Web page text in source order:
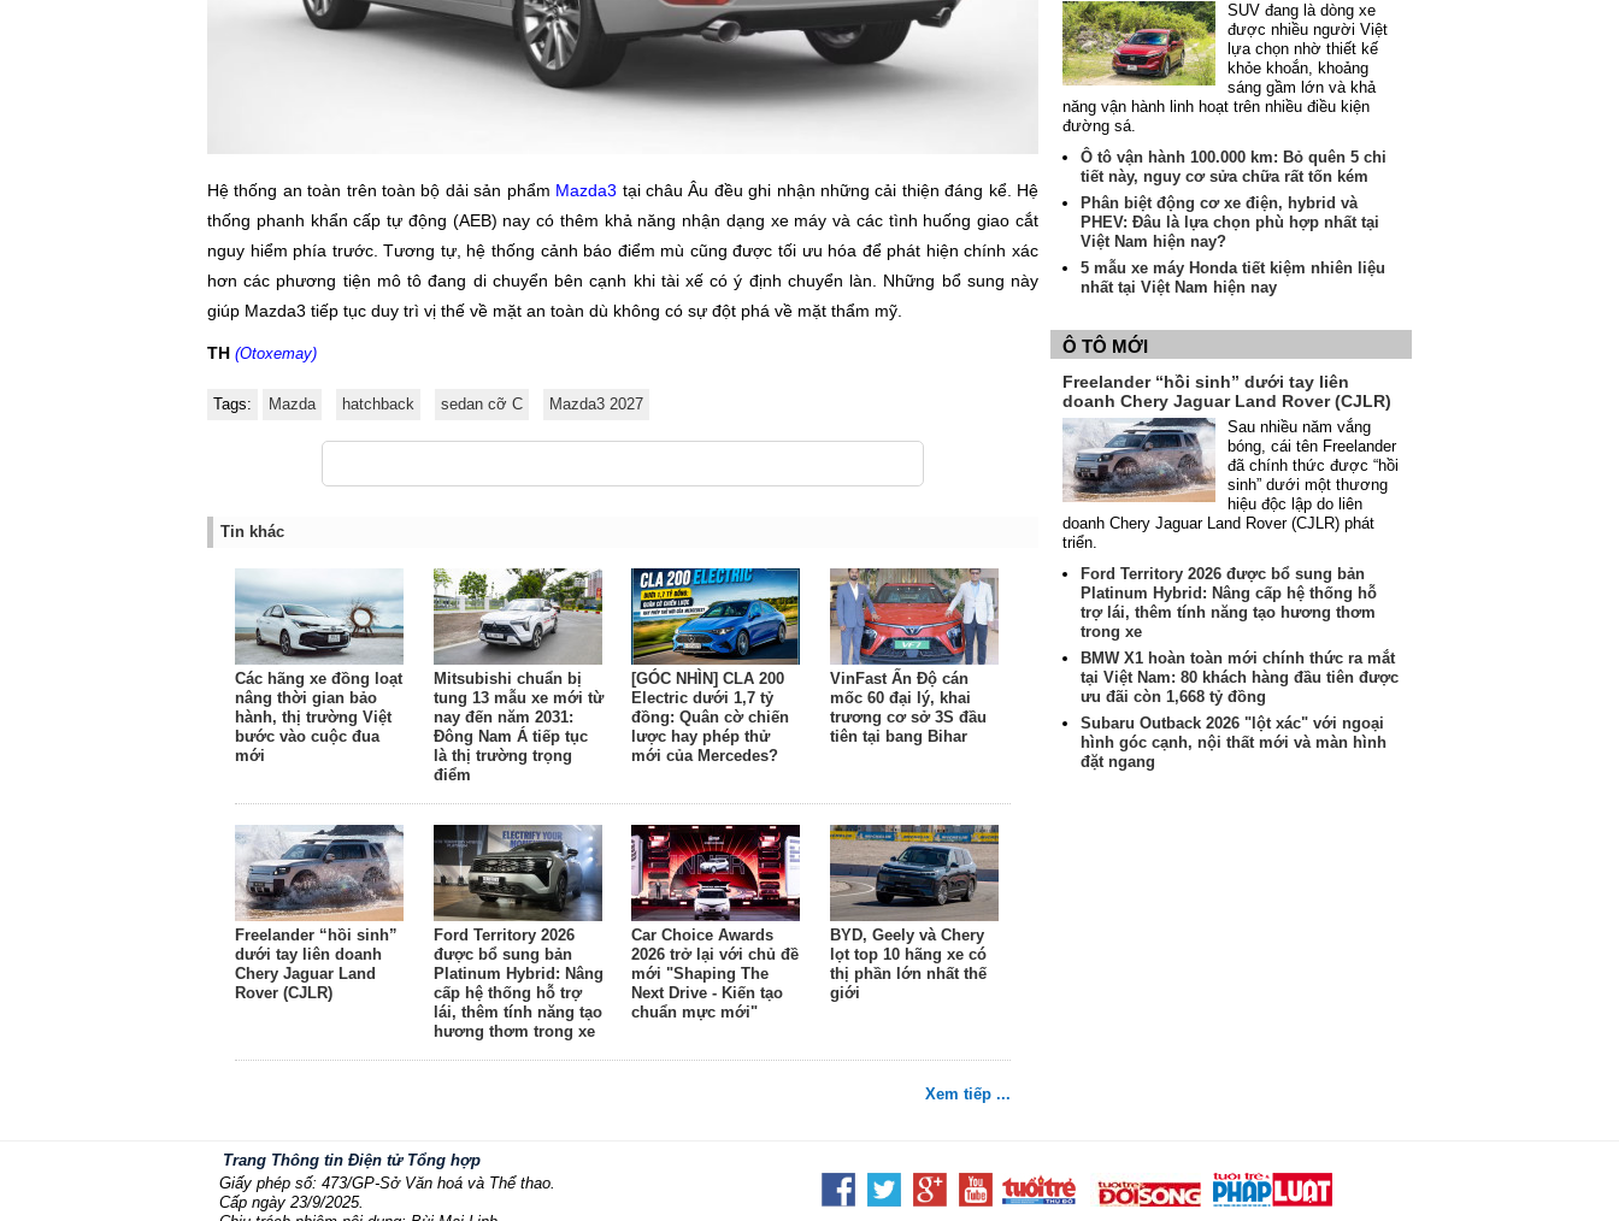
Hệ thống an toàn trên toàn bộ dải sản phẩm Mazda3 tại châu Âu đều ghi nhận những cải thiện đáng kể. Hệ
thống phanh khẩn cấp tự động (AEB) nay có thêm khả năng nhận dạng xe máy và các tình huống giao cắt
nguy hiểm phía trước. Tương tự, hệ thống cảnh báo điểm mù cũng được tối ưu hóa để phát hiện chính xác
hơn các phương tiện mô tô đang di chuyển bên cạnh khi tài xế có ý định chuyển làn. Những bổ sung này
giúp Mazda3 tiếp tục duy trì vị thế về mặt an toàn dù không có sự đột phá về mặt thẩm mỹ.
TH (Otoxemay)
Tags: Mazda hatchback sedan cỡ C Mazda3 2027
Tin khác
Các hãng xe đồng loạt
nâng thời gian bảo
hành, thị trường Việt
bước vào cuộc đua
mới
Mitsubishi chuẩn bị
tung 13 mẫu xe mới từ
nay đến năm 2031:
Đông Nam Á tiếp tục
là thị trường trọng
điểm
[GÓC NHÌN] CLA 200
Electric dưới 1,7 tỷ
đồng: Quân cờ chiến
lược hay phép thử
mới của Mercedes?
VinFast Ấn Độ cán
mốc 60 đại lý, khai
trương cơ sở 3S đầu
tiên tại bang Bihar
Freelander “hồi sinh”
dưới tay liên doanh
Chery Jaguar Land
Rover (CJLR)
Ford Territory 2026
được bổ sung bản
Platinum Hybrid: Nâng
cấp hệ thống hỗ trợ
lái, thêm tính năng tạo
hương thơm trong xe
Car Choice Awards
2026 trở lại với chủ đề
mới "Shaping The
Next Drive - Kiến tạo
chuẩn mực mới"
BYD, Geely và Chery
lọt top 10 hãng xe có
thị phần lớn nhất thế
giới
Xem tiếp ...
SUV đang là dòng xe
được nhiều người Việt
lựa chọn nhờ thiết kế
khỏe khoắn, khoảng
sáng gầm lớn và khả
năng vận hành linh hoạt trên nhiều điều kiện
đường sá.
Ô tô vận hành 100.000 km: Bỏ quên 5 chi
tiết này, nguy cơ sửa chữa rất tốn kém
Phân biệt động cơ xe điện, hybrid và
PHEV: Đâu là lựa chọn phù hợp nhất tại
Việt Nam hiện nay?
5 mẫu xe máy Honda tiết kiệm nhiên liệu
nhất tại Việt Nam hiện nay
Ô TÔ MỚI
Freelander “hồi sinh” dưới tay liên
doanh Chery Jaguar Land Rover (CJLR)
Sau nhiều năm vắng
bóng, cái tên Freelander
đã chính thức được “hồi
sinh” dưới một thương
hiệu độc lập do liên
doanh Chery Jaguar Land Rover (CJLR) phát
triển.
Ford Territory 2026 được bổ sung bản
Platinum Hybrid: Nâng cấp hệ thống hỗ
trợ lái, thêm tính năng tạo hương thơm
trong xe
BMW X1 hoàn toàn mới chính thức ra mắt
tại Việt Nam: 80 khách hàng đầu tiên được
ưu đãi còn 1,668 tỷ đồng
Subaru Outback 2026 "lột xác" với ngoại
hình góc cạnh, nội thất mới và màn hình
đặt ngang
Trang Thông tin Điện tử Tổng hợp
Giấy phép số: 473/GP-Sở Văn hoá và Thể thao.
Cấp ngày 23/9/2025.